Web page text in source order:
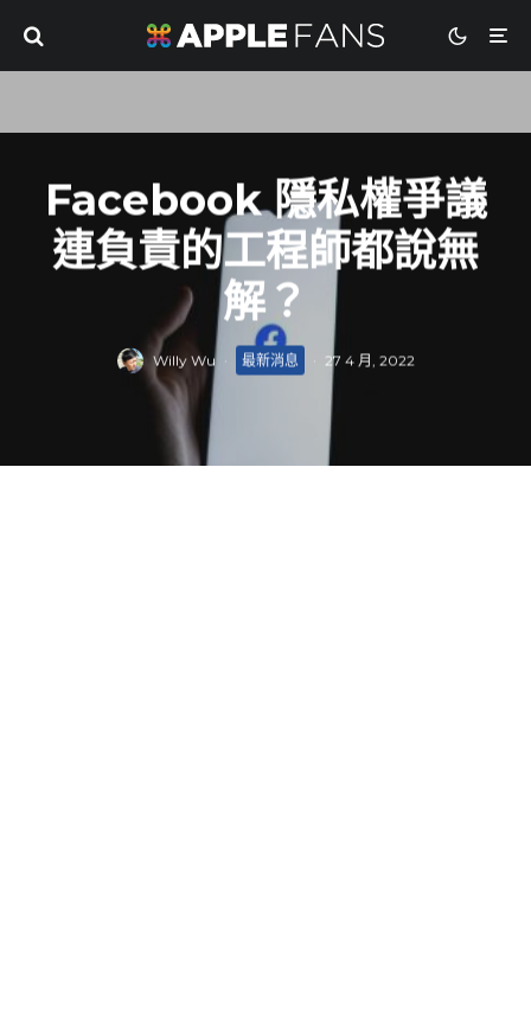
Facebook 隱私權爭議
連負責的工程師都說無
解？
Willy Wu · 最新消息 27 4 月, 2022